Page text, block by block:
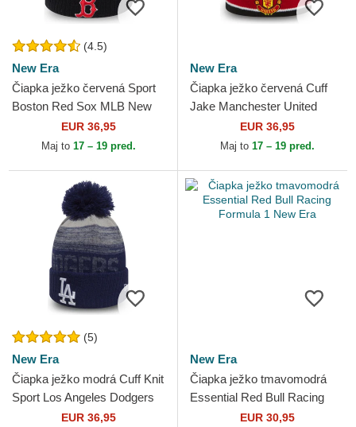
(4.5)
New Era
Čiapka ježko červená Sport
Boston Red Sox MLB New
EUR 36,95
Maj to 17 – 19 pred.
New Era
Čiapka ježko červená Cuff
Jake Manchester United
Football Club Premier League
New Era
EUR 36,95
Maj to 17 – 19 pred.
(5)
New Era
Čiapka ježko modrá Cuff Knit
Sport Los Angeles Dodgers
MLB New EraEUR 36,95
New Era
Čiapka ježko tmavomodrá
Essential Red Bull Racing
Formula 1 New Era
EUR 30,95